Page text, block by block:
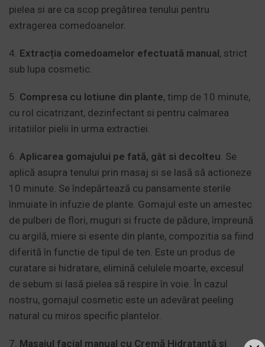
pielea si are ca scop pregătirea tenului pentru
extragerea comedoanelor.
4. Extracția comedoamelor efectuată manual, strict
sub lupa cosmetic.
5. Compresa cu lotiune din plante, timp de 10 minute,
cu rol cicatrizant, dezinfectant si pentru calmarea
iritatiilor pielii în urma extractiei.
6. Aplicarea gomajului pe fată, gât si decolteu . Se
aplică asupra tenului prin masaj si se lasă să actioneze
10 minute. Se îndepărtează cu pansamente sterile
înmuiate în infuzie de plante. Gomajul este un amestec
de pulberi de flori, muguri si fructe de pădure, împreună
cu argilă, miere si esente din plante, compozitia sa fiind
diferită în functie de tipul de ten. Este un produs de
curatare si hidratare, elimină celulele moarte, excesul
de sebum si lasă pielea să respire în voie. În cazul
nostru, gomajul cosmetic este un adevărat peeling
natural cu miros specific plantelor.
7. Masajul facial manual cu Cremă Hidratantă si